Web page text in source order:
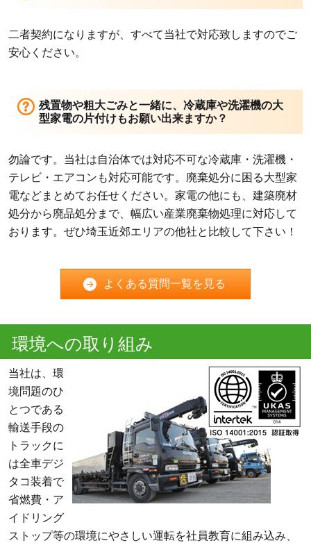
二者契約になりますが、すべて当社で対応致しますのでご
安心ください。
残置物や粗大ごみと一緒に、冷蔵庫や洗濯機の大
型家電の片付けもお願い出来ますか？
勿論です。当社は自治体では対応不可な冷蔵庫・洗濯機・
テレビ・エアコンも対応可能です。廃棄処分に困る大型家
電などまとめてお任せください。家電の他にも、建築廃材
処分から廃品処分まで、幅広い産業廃棄物処理に対応して
おります。ぜひ埼玉近郊エリアの他社と比較して下さい！
よくある質問一覧を見る
環境への取り組み
当社は、環
境問題のひ
とつである
輸送手段の
トラックに
は全車デジ
タコ装着で
省燃費・ア
イドリング
ストップ等の環境にやさしい運転を社員教育に組み込み、